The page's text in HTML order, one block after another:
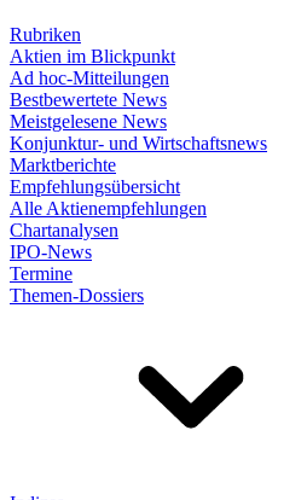
Rubriken
Aktien im Blickpunkt
Ad hoc-Mitteilungen
Bestbewertete News
Meistgelesene News
Konjunktur- und Wirtschaftsnews
Marktberichte
Empfehlungsübersicht
Alle Aktienempfehlungen
Chartanalysen
IPO-News
Termine
Themen-Dossiers